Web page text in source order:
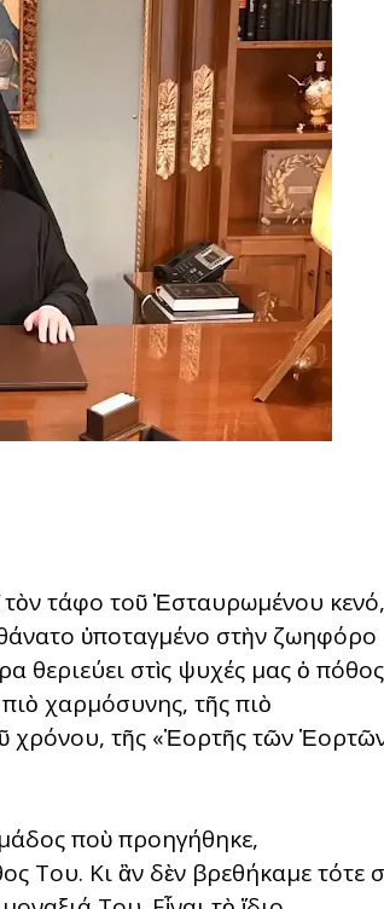
τὸν τάφο τοῦ Ἐσταυρωμένου κενό,
ὑποταγμένο στὴν ζωηφόρο
θεριεύει στὶς ψυχές μας ὁ πόθος
χαρμόσυνης, τῆς πιὸ
χρόνου, τῆς «Ἑορτῆς τῶν
ποὺ προηγήθηκε,
Του. Κι ἂν δὲν βρεθήκαμε τότε